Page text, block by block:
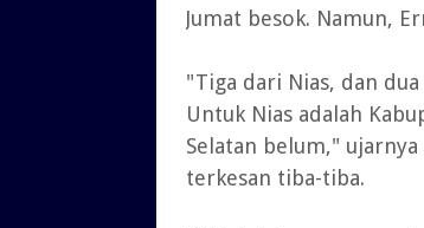
Jumat besok. Namun,
"Tiga dari Nias, dan
Untuk Nias adalah
Selatan belum,"
terkesan tiba-tiba.